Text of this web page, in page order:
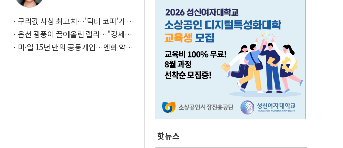
구리값 사상 최고치…'닥터 코퍼'가 말
하는 경기 신호가 달라졌다
옵션 광풍이 끌어올린 랠리…"강세장
이면에 과열 경고등"
미·일 15년 만의 공동개입…엔화 약세
핫뉴스